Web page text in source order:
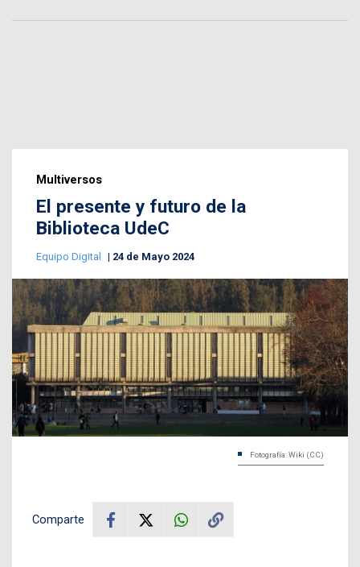
Multiversos
El presente y futuro de la
Biblioteca UdeC
Equipo Digital 24 de Mayo 2024
Fotografía: Wiki (CC)
Comparte